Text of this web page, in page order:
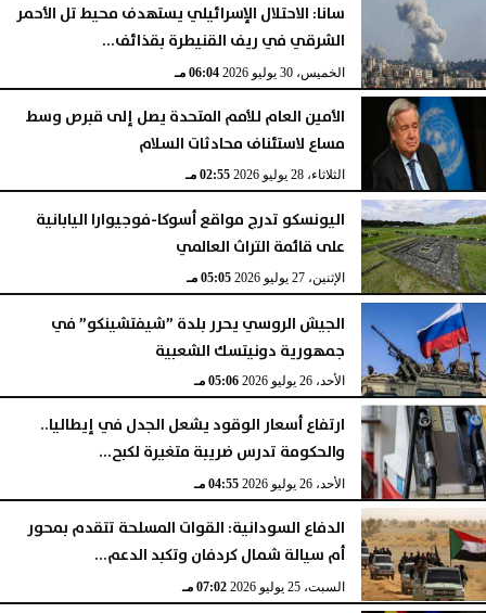
سانا: الاحتلال الإسرائيلي يستهدف محيط تل الأحمر
الشرقي في ريف القنيطرة بقذائف...
الخميس، 30 يوليو 2026 06:04 مـ
الأمين العام للأمم المتحدة يصل إلى قبرص وسط
مساع لاستئناف محادثات السلام
الثلاثاء، 28 يوليو 2026 02:55 مـ
اليونسكو تدرج مواقع أسوكا-فوجيوارا اليابانية
على قائمة التراث العالمي
الإثنين، 27 يوليو 2026 05:05 مـ
الجيش الروسي يحرر بلدة ”شيفتشينكو” في
جمهورية دونيتسك الشعبية
الأحد، 26 يوليو 2026 05:06 مـ
ارتفاع أسعار الوقود يشعل الجدل في إيطاليا..
والحكومة تدرس ضريبة متغيرة لكبح...
الأحد، 26 يوليو 2026 04:55 مـ
الدفاع السودانية: القوات المسلحة تتقدم بمحور
أم سيالة شمال كردفان وتكبد الدعم...
السبت، 25 يوليو 2026 07:02 مـ